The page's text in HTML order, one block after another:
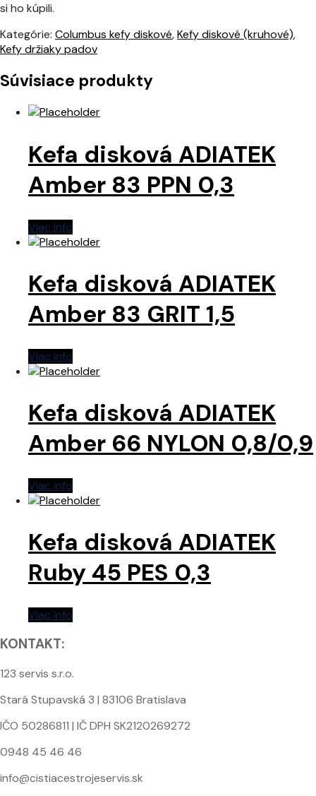
si ho kúpili.
Kategórie: Columbus kefy diskové,Kefy diskové (kruhové),
Kefy držiaky padov
Súvisiace produkty
Kefa disková ADIATEK
Amber 83 PPN 0,3
Viac info
Kefa disková ADIATEK
Amber 83 GRIT 1,5
Viac info
Kefa disková ADIATEK
Amber 66 NYLON 0,8/0,9
Viac info
Kefa disková ADIATEK
Ruby 45 PES 0,3
Viac info
KONTAKT:
123 servis s.r.o.
Stará Stupavská 3 | 83106 Bratislava
IČO 50286811 | IČ DPH SK2120269272
0948 45 46 46
info@cistiacestrojeservis.sk